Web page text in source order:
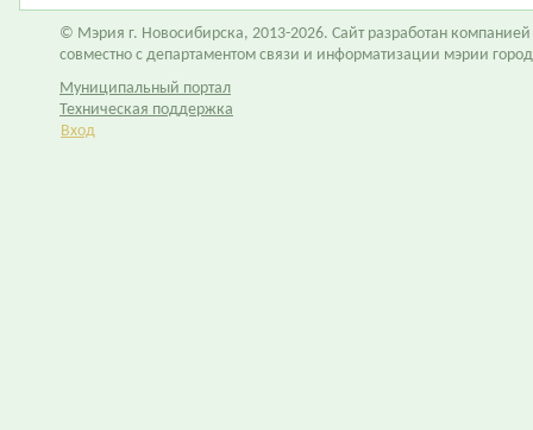
© Мэрия г. Новосибирска, 2013-2026. Сайт разработан компанией
совместно с департаментом связи и информатизации мэрии
Муниципальный портал
Техническая поддержка
Вход